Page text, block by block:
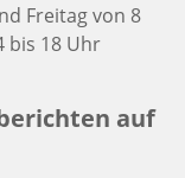
Freitag von 8
bis 18 Uhr
auf